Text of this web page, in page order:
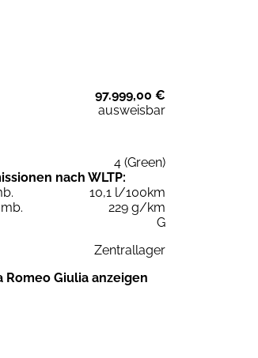
97.999,00 €
ausweisbar
4 (Green)
nach WLTP:
10,1 l/100km
229 g/km
G
Zentrallager
Romeo Giulia anzeigen